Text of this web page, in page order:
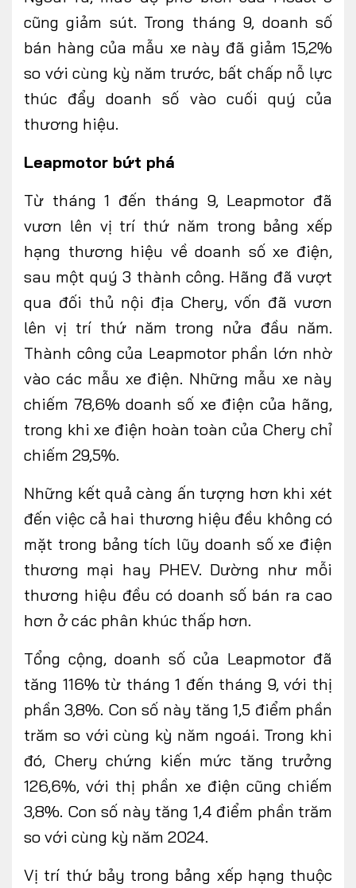
cũng giảm sút. Trong tháng 9, doanh số
bán hàng của mẫu xe này đã giảm 15,2%
so với cùng kỳ năm trước, bất chấp nỗ lực
thúc đẩy doanh số vào cuối quý của
thương hiệu.
Leapmotor bứt phá
Từ tháng 1 đến tháng 9, Leapmotor đã
vươn lên vị trí thứ năm trong bảng xếp
hạng thương hiệu về doanh số xe điện,
sau một quý 3 thành công. Hãng đã vượt
qua đối thủ nội địa Chery, vốn đã vươn
lên vị trí thứ năm trong nửa đầu năm.
Thành công của Leapmotor phần lớn nhờ
vào các mẫu xe điện. Những mẫu xe này
chiếm 78,6% doanh số xe điện của hãng,
trong khi xe điện hoàn toàn của Chery chỉ
chiếm 29,5%.
Những kết quả càng ấn tượng hơn khi xét
đến việc cả hai thương hiệu đều không có
mặt trong bảng tích lũy doanh số xe điện
thương mại hay PHEV. Dường như mỗi
thương hiệu đều có doanh số bán ra cao
hơn ở các phân khúc thấp hơn.
Tổng cộng, doanh số của Leapmotor đã
tăng 116% từ tháng 1 đến tháng 9, với thị
phần 3,8%. Con số này tăng 1,5 điểm phần
trăm so với cùng kỳ năm ngoái. Trong khi
đó, Chery chứng kiến mức tăng trưởng
126,6%, với thị phần xe điện cũng chiếm
3,8%. Con số này tăng 1,4 điểm phần trăm
so với cùng kỳ năm 2024.
Vị trí thứ bảy trong bảng xếp hạng thuộc